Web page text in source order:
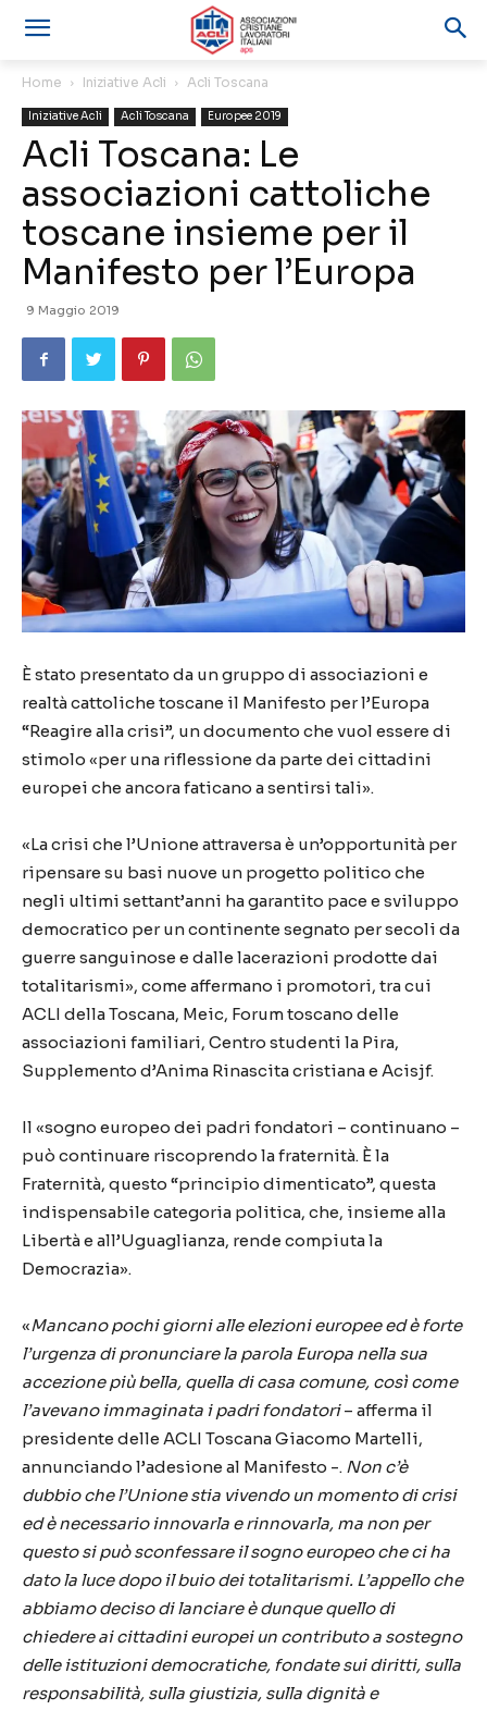
Home Iniziative Acli Acli Toscana
Iniziative Acli Acli Toscana Europee 2019
Acli Toscana: Le
associazioni cattoliche
toscane insieme per il
Manifesto per l’Europa
9 Maggio 2019
È stato presentato da un gruppo di associazioni e
realtà cattoliche toscane il Manifesto per l’Europa
“Reagire alla crisi”, un documento che vuol essere di
stimolo «per una riflessione da parte dei cittadini
europei che ancora faticano a sentirsi tali».
«La crisi che l’Unione attraversa è un’opportunità per
ripensare su basi nuove un progetto politico che
negli ultimi settant’anni ha garantito pace e sviluppo
democratico per un continente segnato per secoli da
guerre sanguinose e dalle lacerazioni prodotte dai
totalitarismi», come affermano i promotori, tra cui
ACLI della Toscana, Meic, Forum toscano delle
associazioni familiari, Centro studenti la Pira,
Supplemento d’Anima Rinascita cristiana e Acisjf.
Il «sogno europeo dei padri fondatori – continuano –
può continuare riscoprendo la fraternità. È la
Fraternità, questo “principio dimenticato”, questa
indispensabile categoria politica, che, insieme alla
Libertà e all’Uguaglianza, rende compiuta la
Democrazia».
«Mancano pochi giorni alle elezioni europee ed è forte
l’urgenza di pronunciare la parola Europa nella sua
accezione più bella, quella di casa comune, così come
l’avevano immaginata i padri fondatori– afferma il
presidente delle ACLI Toscana Giacomo Martelli,
annunciando l’adesione al Manifesto -. Non c’è
dubbio che l’Unione stia vivendo un momento di crisi
ed è necessario innovarla e rinnovarla, ma non per
questo si può sconfessare il sogno europeo che ci ha
dato la luce dopo il buio dei totalitarismi. L’appello che
abbiamo deciso di lanciare è dunque quello di
chiedere ai cittadini europei un contributo a sostegno
delle istituzioni democratiche, fondate sui diritti, sulla
responsabilità, sulla giustizia, sulla dignità e